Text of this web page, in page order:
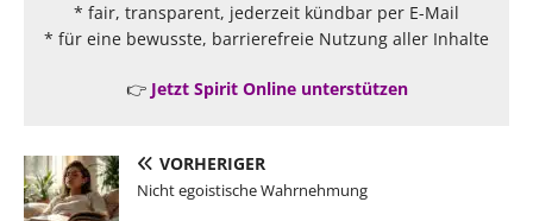
* fair, transparent, jederzeit kündbar per E-Mail
* für eine bewusste, barrierefreie Nutzung aller Inhalte
👉 Jetzt Spirit Online unterstützen
VORHERIGER
Nicht egoistische Wahrnehmung